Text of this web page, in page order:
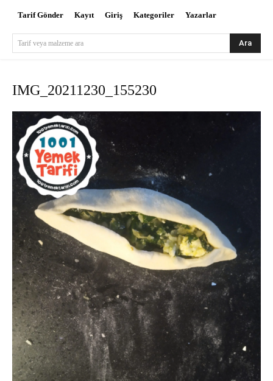
Tarif Gönder Kayıt Giriş Kategoriler Yazarlar
Tarif veya malzeme ara Ara
IMG_20211230_155230